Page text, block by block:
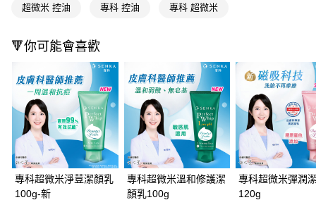
相關說明
【關於「AFTEE先享後付」】
AFTEE先享後付是「在收到商品之後才付款」的支付方式。 讓您購物簡單
便利好安心！
１．簡單：不需註冊會員、不需綁卡、不需儲值。
２．便利：只要手機號碼，簡訊認證，即可結帳。
３．安心：先確認商品／服務後，再付款。
【「AFTEE先享後付」結帳流程】
１．於結帳方式選擇「AFTEE先享後付」後，將跳轉至「AFTEE先享後付」
結帳頁面，進行簡訊認證並確認金額後，即可完成結帳。
２．訂單成立數日內，您將收到繳費通知簡訊。
３．收到繳費通知簡訊後14天內，點擊此簡訊中的連結，可透過四大超商／
運送方式
全家取貨付款
每筆NT$65，滿NT$390(含以上)免運費
付款後全家取貨
每筆NT$65，滿NT$390(含以上)免運費
超微米 控油 專科 控油 專科 超微米
🔻你可能會喜歡
專科超微米淨荳潔顏乳
100g-新
專科超微米溫和修護潔
顏乳100g
專科超微米彈潤
120g